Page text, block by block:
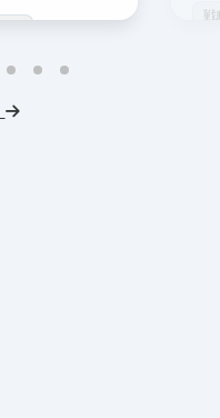
戦